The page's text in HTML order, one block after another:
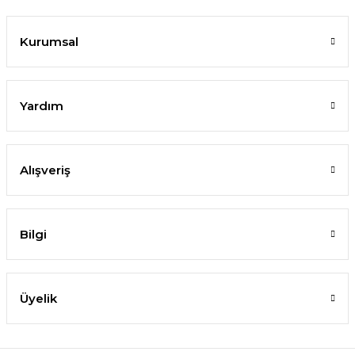
Kurumsal
Yardım
Alışveriş
Bilgi
Üyelik